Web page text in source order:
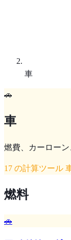
車
🚗
車
燃費、カーロー
17 の計算ツール
燃料
🚗